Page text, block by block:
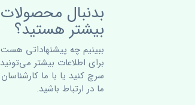
بدنبال محصولات
بیشتر هستید؟
ببینیم چه پیشنهاداتی هست
برای اطلاعات بیشتر می‌تونید
سرچ کنید یا با ما کارشناسان
ما در ارتباط باشید.
پلوس راست تویوتا کمری
2001-2006 اصلی